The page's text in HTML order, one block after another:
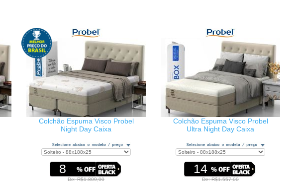
Colchão Espuma Visco Probel
Night Day Caixa
8
De: R$1.809,00
Colchão Espuma Visco Probel
Ultra Night Day Caixa
14
De: R$1.557,00